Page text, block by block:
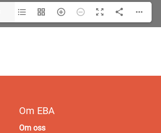
Om EBA
Om oss